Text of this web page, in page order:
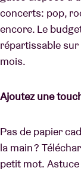
concerts: pop,
encore. Le
répartissable
mois.
Ajoutez une
Pas de papier
la main ?
petit mot.